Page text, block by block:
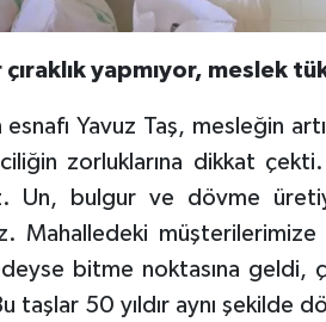
yapmıyor, meslek
esnafı Yavuz Taş, mesleğin
zorluklarına dikkat
Un, bulgur ve dövme
Mahalledeki
bitme noktasına geldi,
taşlar 50 yıldır aynı şekilde